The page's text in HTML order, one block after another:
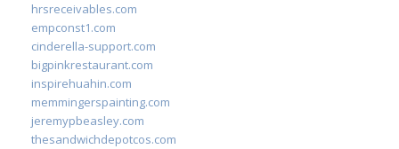
hrsreceivables.com
empconst1.com
cinderella-support.com
bigpinkrestaurant.com
inspirehuahin.com
memmingerspainting.com
jeremypbeasley.com
thesandwichdepotcos.com